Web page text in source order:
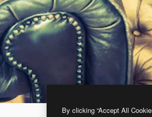
By clicking “Accept All